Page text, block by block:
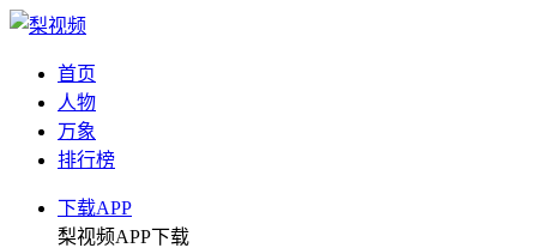
首页
人物
万象
排行榜
下载APP
梨视频APP下载